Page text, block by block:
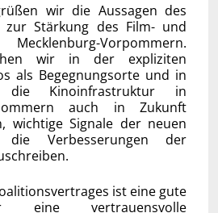
wir die Aussagen des
zur Stärkung des Film- und
Vorpommern.
wir in der expliziten
als Begegnungsorte und in
die Kinoinfrastruktur in
auch in Zukunft
wichtige Signale der neuen
die Verbesserungen der
ist eine gute
eine vertrauensvolle